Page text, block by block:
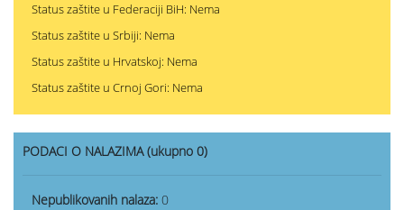
Status zaštite u Federaciji BiH: Nema
Status zaštite u Srbiji: Nema
Status zaštite u Hrvatskoj: Nema
Status zaštite u Crnoj Gori: Nema
PODACI O NALAZIMA (ukupno 0)
Nepublikovanih nalaza: 0